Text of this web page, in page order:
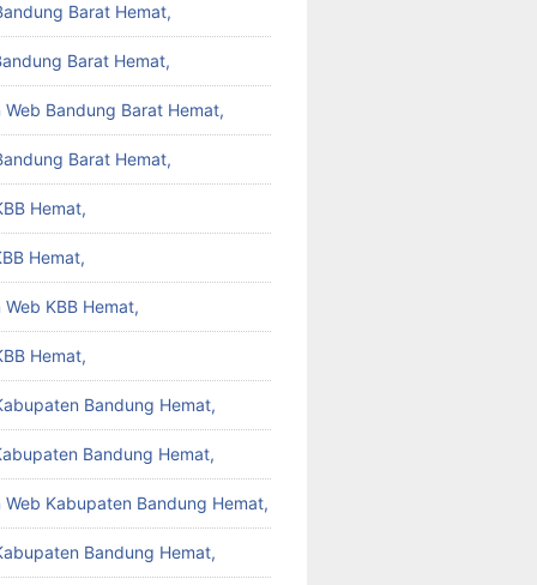
Barat Hemat,
Barat Hemat,
Bandung Barat Hemat,
Barat Hemat,
Hemat,
Hemat,
KBB Hemat,
Hemat,
Bandung Hemat,
Bandung Hemat,
Web Kabupaten Bandung Hemat,
Bandung Hemat,